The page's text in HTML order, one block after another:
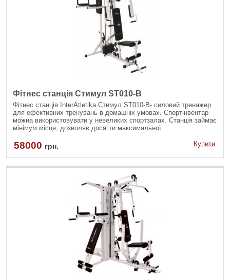
Фітнес станція Стимул ST010-B
Фітнес станція InterAtletika Стимул ST010-B- силовий тренажер
для ефективних тренувань в домашніх умовах. Спортінвентар
можна використовувати у невеликих спортзалах. Станція займає
мінімум місця, дозволяє досягти максимальної
чоловіків та жінок. Фітнес станція Стимул від компанії “Інтер
Атлетика
58000 грн. Купити